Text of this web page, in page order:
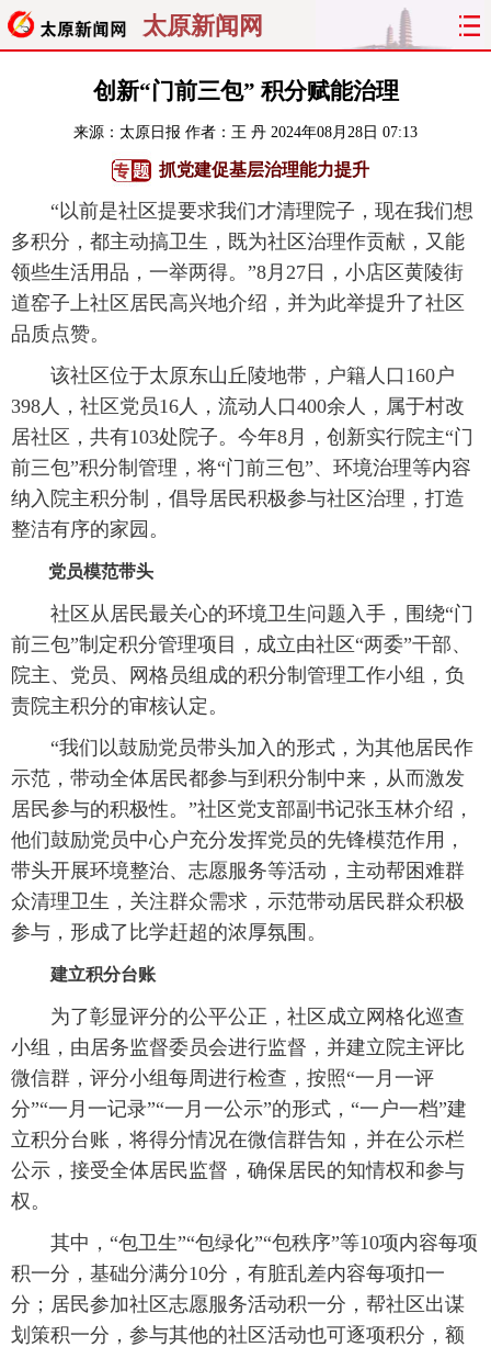
太原新闻网
聚焦 太原
经济 关注 文明 出行
旅游 理财 政务 教育
看天下 晋月读 最太原 网罗民生
创新“门前三包” 积分赋能治理
来源： 太原日报 作者：王 丹 2024年08月28日 07:13
抓党建促基层治理能力提升
“以前是社区提要求我们才清理院子，现在我们想
多积分，都主动搞卫生，既为社区治理作贡献，又能
领些生活用品，一举两得。”8月27日，小店区黄陵街
道窑子上社区居民高兴地介绍，并为此举提升了社区
品质点赞。
该社区位于太原东山丘陵地带，户籍人口160户
398人，社区党员16人，流动人口400余人，属于村改
居社区，共有103处院子。今年8月，创新实行院主“门
前三包”积分制管理，将“门前三包”、环境治理等内容
纳入院主积分制，倡导居民积极参与社区治理，打造
整洁有序的家园。
党员模范带头
社区从居民最关心的环境卫生问题入手，围绕“门
前三包”制定积分管理项目，成立由社区“两委”干部、
院主、党员、网格员组成的积分制管理工作小组，负
责院主积分的审核认定。
“我们以鼓励党员带头加入的形式，为其他居民作
示范，带动全体居民都参与到积分制中来，从而激发
居民参与的积极性。”社区党支部副书记张玉林介绍，
他们鼓励党员中心户充分发挥党员的先锋模范作用，
带头开展环境整治、志愿服务等活动，主动帮困难群
众清理卫生，关注群众需求，示范带动居民群众积极
参与，形成了比学赶超的浓厚氛围。
建立积分台账
为了彰显评分的公平公正，社区成立网格化巡查
小组，由居务监督委员会进行监督，并建立院主评比
微信群，评分小组每周进行检查，按照“一月一评
分”“一月一记录”“一月一公示”的形式，“一户一档”建
立积分台账，将得分情况在微信群告知，并在公示栏
公示，接受全体居民监督，确保居民的知情权和参与
权。
其中，“包卫生”“包绿化”“包秩序”等10项内容每项
积一分，基础分满分10分，有脏乱差内容每项扣一
分；居民参加社区志愿服务活动积一分，帮社区出谋
划策积一分，参与其他的社区活动也可逐项积分，额